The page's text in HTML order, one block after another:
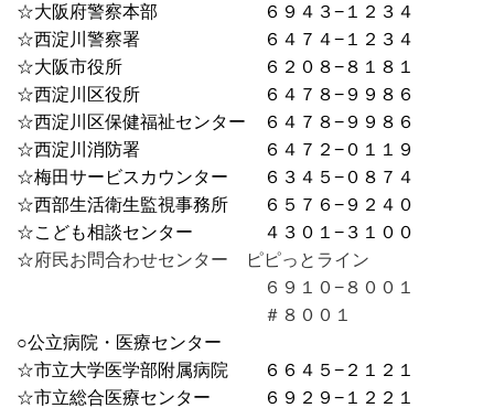
☆大阪府警察本部 ６９４３−１２３４
☆西淀川警察署 ６４７４−１２３４
☆大阪市役所 ６２０８−８１８１
☆西淀川区役所 ６４７８−９９８６
☆西淀川区保健福祉センター ６４７８−９９８６
☆西淀川消防署 ６４７２−０１１９
☆梅田サービスカウンター ６３４５−０８７４
☆西部生活衛生監視事務所 ６５７６−９２４０
☆こども相談センター ４３０１−３１００
☆府民お問合わせセンター ピピっとライン
６９１０−８００１
＃８００１
○公立病院・医療センター
☆市立大学医学部附属病院 ６６４５−２１２１
☆市立総合医療センター ６９２９−１２２１